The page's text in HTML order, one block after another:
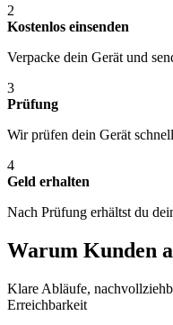
2
Kostenlos einsenden
Verpacke dein Gerät und
3
Prüfung
Wir prüfen dein Gerät
4
Geld erhalten
Nach Prüfung erhältst du
Warum Kunden
Klare Abläufe,
Erreichbarkeit